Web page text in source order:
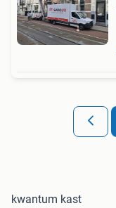
kwantum kast